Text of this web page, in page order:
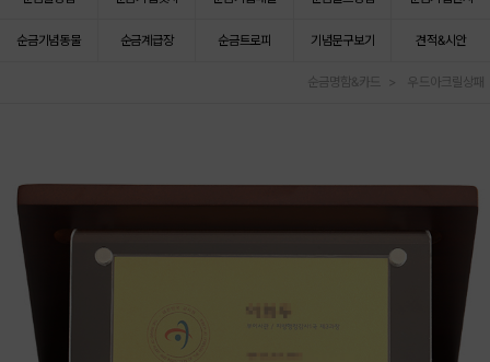
순금기념동물 순금계급장 순금트로피 기념문구보기 견적&시안
순금명함&카드 우드아크릴상패